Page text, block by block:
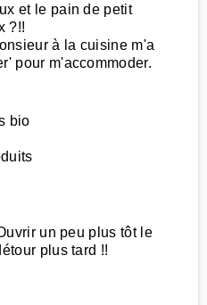
et le pain de petit
?!!
à la cuisine m'a
pour m'accommoder.
bio
un peu plus tôt le
plus tard !!